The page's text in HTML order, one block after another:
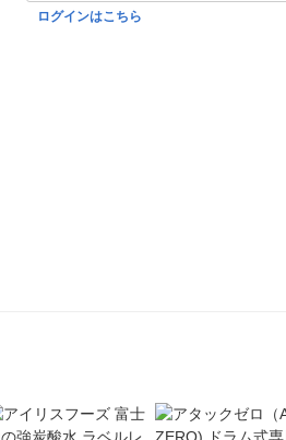
ログインはこちら